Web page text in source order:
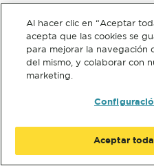
Al hacer clic en “Aceptar
acepta que las cookies se
para mejorar la navegación
del mismo, y colaborar con
marketing.
Aceptar